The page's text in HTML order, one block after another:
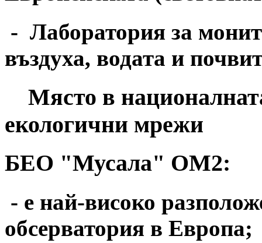
- Лаборатория за
въздуха, водата и
Място в
екологични мрежи
БЕО "Мусала" ОМ2:
- е най-високо
обсерватория в Европа;